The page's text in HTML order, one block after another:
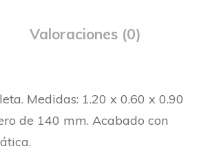
Valoraciones (0)
Medidas: 1.20 x 0.60 x 0.90
de 140 mm. Acabado con